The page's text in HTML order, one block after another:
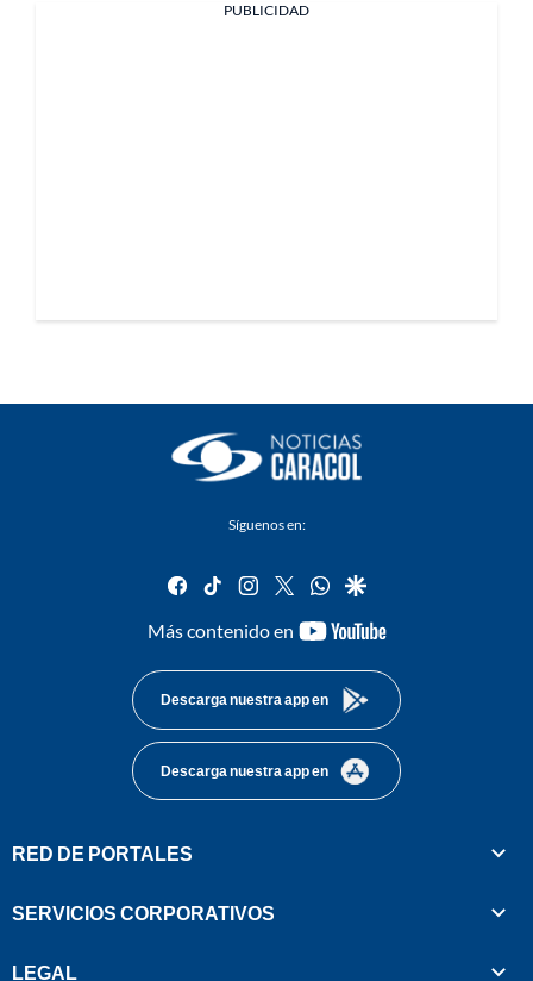
PUBLICIDAD
Síguenos en:
facebook
tiktok instagram
twitterwhatsapp
google
Más contenido en
youtube-
Descarga nuestra app en
Descarga nuestra app en
RED DE PORTALES
SERVICIOS CORPORATIVOS
LEGAL